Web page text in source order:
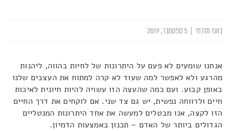
בועז מזרחי
אנחנו שומעים לא פעם על היתרונות של לחיות בהווה, ליהנות
מהרגע ולא לאפשר למה שעוד לא קרה למתוח את העצבים שלנו
באופן קבוע. ועם כמה שהעצה הזו עשויה להיות חיונית לאיכות
חיים ולרווחה נפשית, יש גם צד שני. אם לוקחים את דרך החיים
הזו לקצה, אנו מבטלים למעשה את אחד היתרונות המנטליים
הגדולים ביותר של האדם – תכנון באמצעות הדמיון.